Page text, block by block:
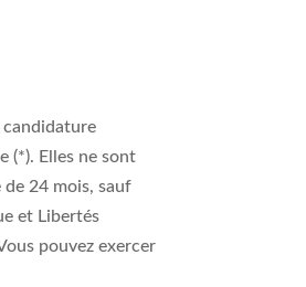
candidature
(*). Elles ne sont
de 24 mois, sauf
et Libertés
pouvez exercer